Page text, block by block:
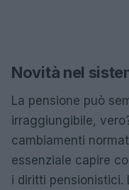
Novità nel
La pensione può
irraggiungibile,
cambiamenti
essenziale capire
i diritti pensionistici.